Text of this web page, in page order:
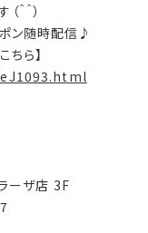
＾）
ン随時配信♪
ちら】
ーザ店 3F